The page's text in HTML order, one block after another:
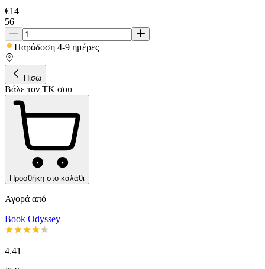
€14
56
Παράδοση 4-9 ημέρες
Πίσω
Βάλε τον ΤΚ σου
Προσθήκη στο καλάθι
Αγορά από
Book Odyssey
4.41